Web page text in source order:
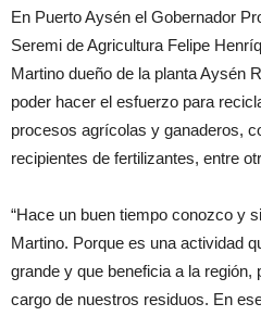
En Puerto Aysén el Gobernador
Seremi de Agricultura Felipe
Martino dueño de la planta Aysén
poder hacer el esfuerzo para
procesos agrícolas y ganaderos,
recipientes de fertilizantes, entre
“Hace un buen tiempo conozco y
Martino. Porque es una actividad
grande y que beneficia a la
cargo de nuestros residuos. En